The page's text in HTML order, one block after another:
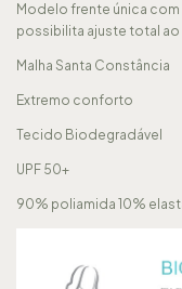
Modelo frente única
possibilita ajuste total
Malha Santa Constância
Extremo conforto
Tecido Biodegradável
UPF 50+
90% poliamida 10%